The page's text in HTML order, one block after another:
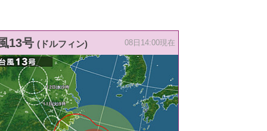
13号 (ドルフィン) 08日14:00現在